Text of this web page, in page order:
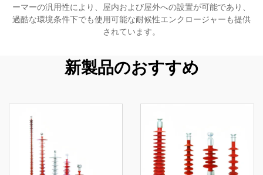
ーマーの汎用性により、屋内および屋外への設置が可能であり、
過酷な環境条件下でも使用可能な耐候性エンクロージャーも提供
されています。
新製品のおすすめ